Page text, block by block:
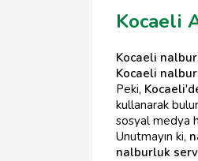
Kocaeli
Kocaeli
Kocaeli
Peki,
kullanarak
sosyal medya
Unutmayın ki,
nalburluk